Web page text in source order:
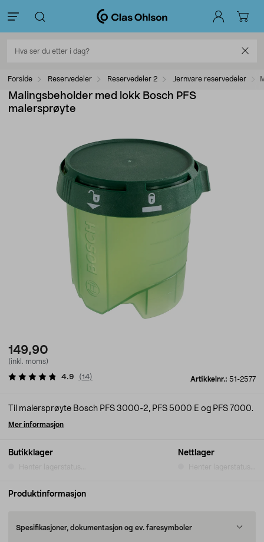
Forside Reservedeler Reservedeler 2 Jernvare reservedeler
Malingsbeholder med lokk Bosch PFS
malersprøyte
149,90
(inkl. moms)
Artikkelnr.: 51-2577
4.9 (14)
Butikklager Nettlager
Til malersprøyte Bosch PFS 3000-2, PFS 5000 E og PFS 7000.
Mer informasjon
Produktinformasjon
Spesifikasjoner, dokumentasjon og ev. faresymboler